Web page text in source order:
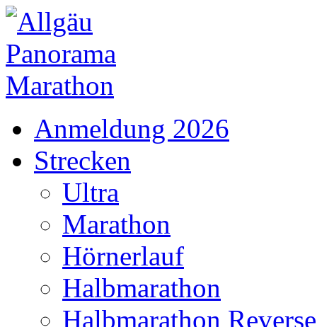
Anmeldung 2026
Strecken
Ultra
Marathon
Hörnerlauf
Halbmarathon
Halbmarathon